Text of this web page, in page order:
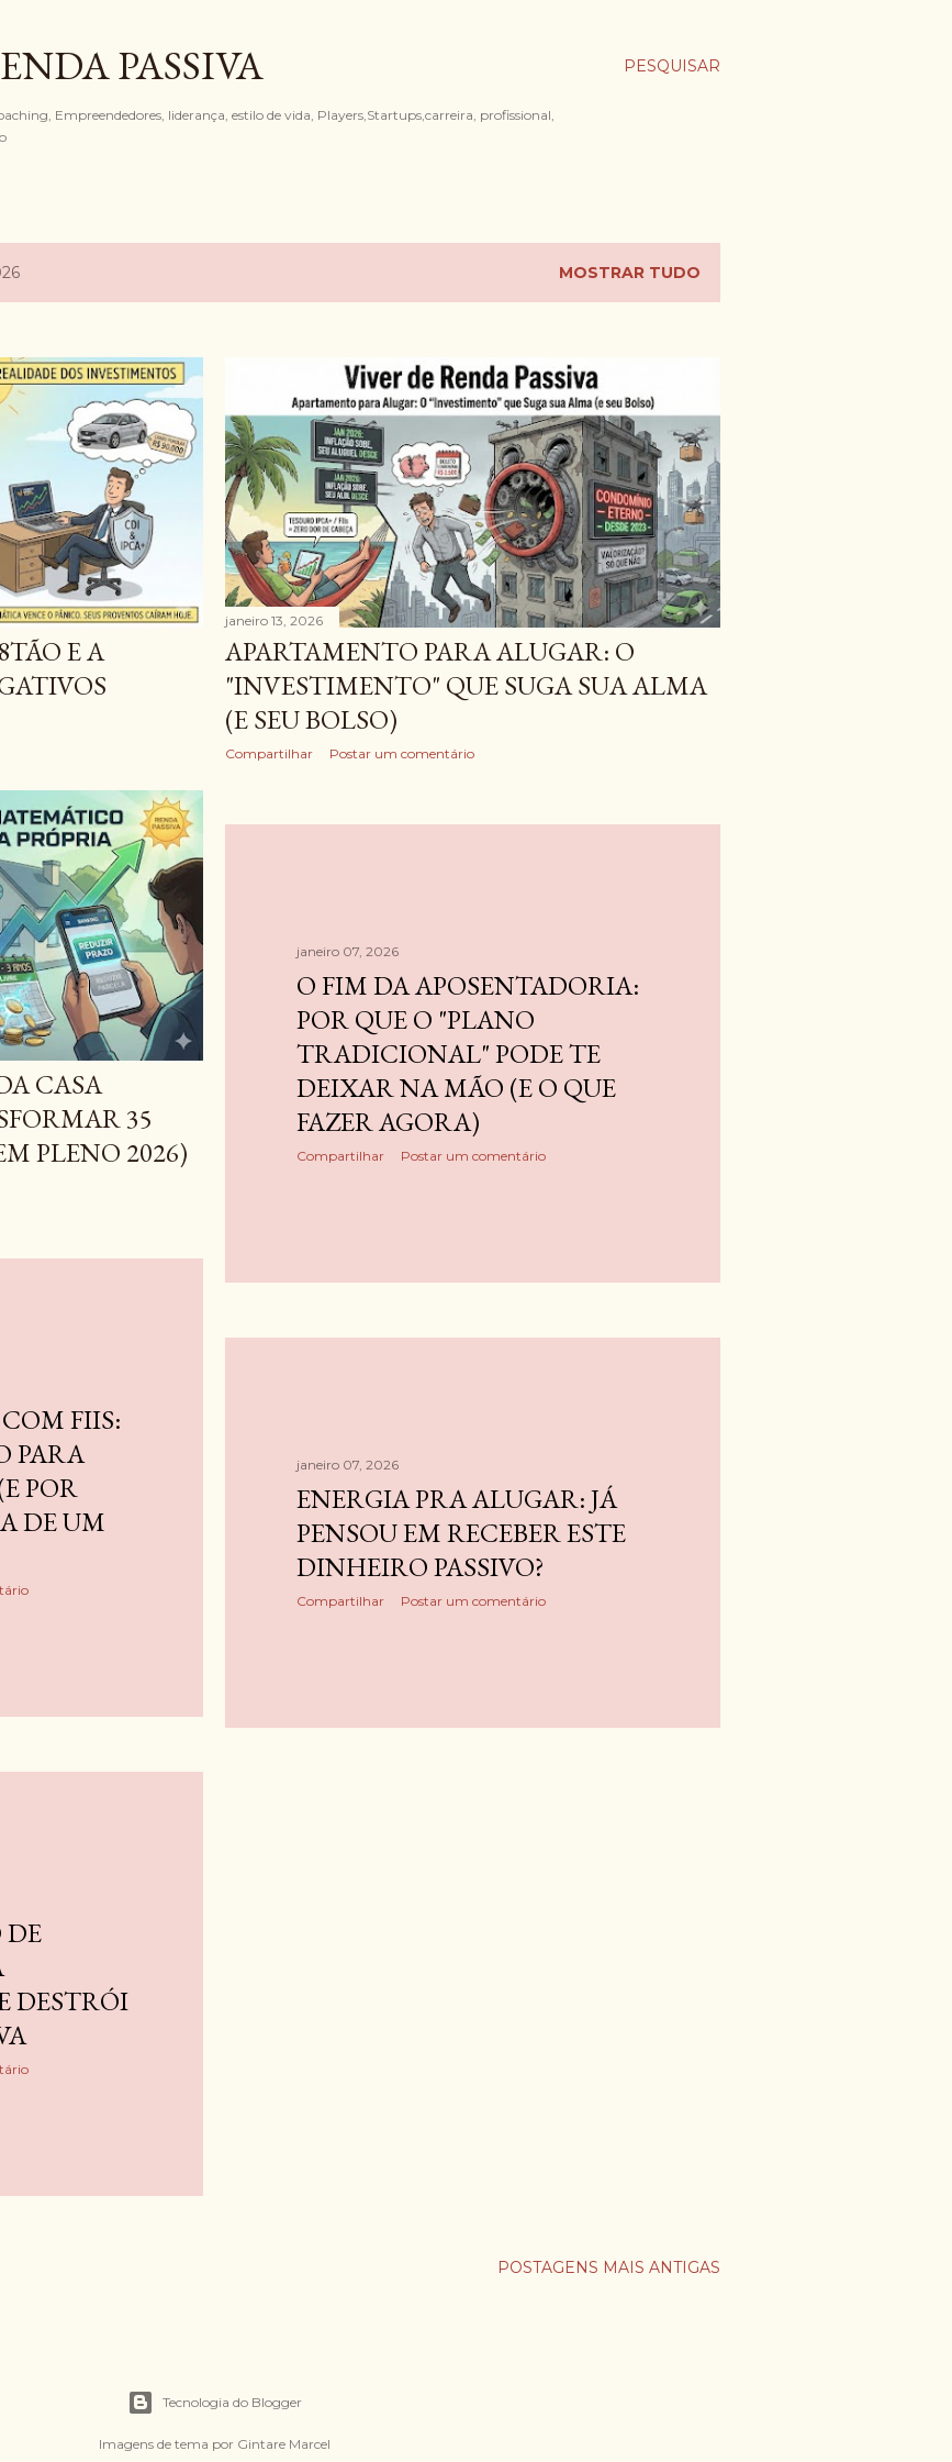
PESQUISAR
PASSIVA
Empreendedores, liderança, estilo de vida, Players,Startups,carreira, profissional,
MOSTRAR TUDO
E A
janeiro 13, 2026
APARTAMENTO PARA ALUGAR: O
"INVESTIMENTO" QUE SUGA SUA ALMA
(E SEU BOLSO)
Compartilhar Postar um comentário
CASA
35
PLENO 2026)
janeiro 07, 2026
O FIM DA APOSENTADORIA:
POR QUE O "PLANO
TRADICIONAL" PODE TE
DEIXAR NA MÃO (E O QUE
FAZER AGORA)
Compartilhar Postar um comentário
FIIS:
PARA
POR
DE UM
janeiro 07, 2026
ENERGIA PRA ALUGAR: JÁ
PENSOU EM RECEBER ESTE
DINHEIRO PASSIVO?
Compartilhar Postar um comentário
DESTRÓI
POSTAGENS MAIS ANTIGAS
Tecnologia do Blogger
Imagens de tema por Gintare Marcel